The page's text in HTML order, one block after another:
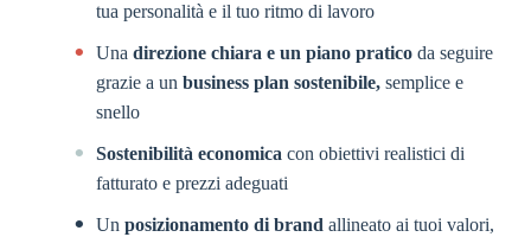
tua personalità e il tuo ritmo di lavoro
Una direzione chiara e un piano pratico da seguire
grazie a un business plan sostenibile, semplice e
snello
Sostenibilità economica con obiettivi realistici di
fatturato e prezzi adeguati
Un posizionamento di brand allineato ai tuoi valori,